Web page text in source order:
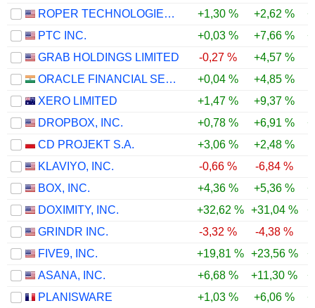
ROPER TECHNOLOGIES, INC.
+1,30 % +2,62 %
PTC INC.
+0,03 % +7,66 %
GRAB HOLDINGS LIMITED
-0,27 % +4,57 %
ORACLE FINANCIAL SERVICES SOFTWARE LIMITED
+0,04 % +4,85 %
XERO LIMITED
+1,47 % +9,37 %
DROPBOX, INC.
+0,78 % +6,91 %
CD PROJEKT S.A.
+3,06 % +2,48 %
KLAVIYO, INC.
-0,66 % -6,84 %
BOX, INC.
+4,36 % +5,36 %
DOXIMITY, INC.
+32,62 % +31,04 %
GRINDR INC.
-3,32 % -4,38 %
FIVE9, INC.
+19,81 % +23,56 %
ASANA, INC.
+6,68 % +11,30 %
PLANISWARE
+1,03 % +6,06 %